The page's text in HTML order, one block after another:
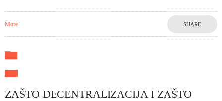
More SHARE
ZAŠTO DECENTRALIZACIJA I ZAŠTO